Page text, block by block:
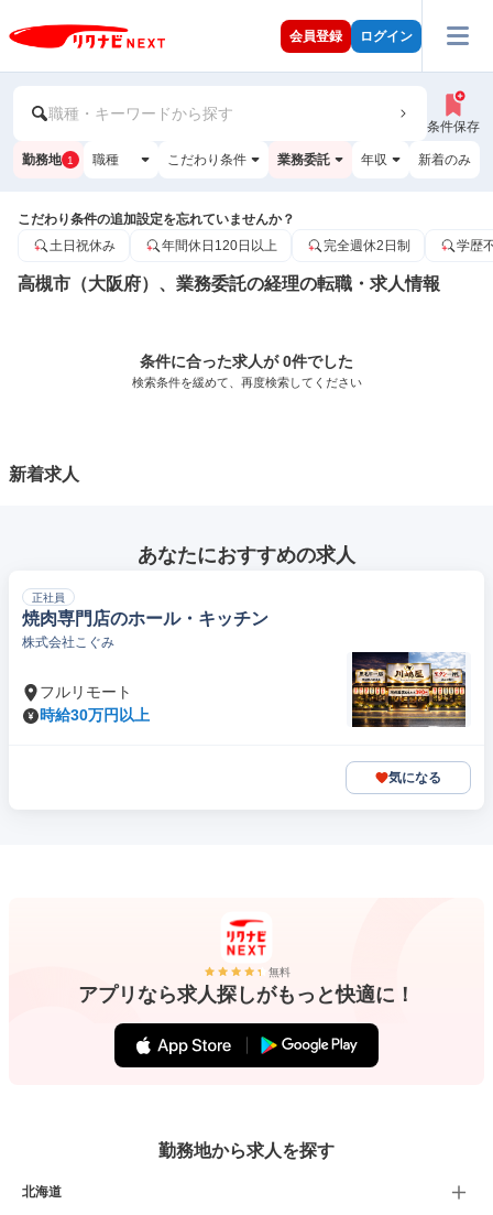
会員登録 ログイン
職種・キーワードから探す
条件保存
勤務地 1 職種 こだわり条件 業務委託 年収 新着のみ
こだわり条件の追加設定を忘れていませんか？
土日祝休み
年間休日120日以上 完全週休2日制 学歴
高槻市（大阪府）、業務委託の経理の転職・求人情報
条件に合った求人が 0件でした
検索条件を緩めて、再度検索してください
新着求人
あなたにおすすめの求人
正社員
焼肉専門店のホール・キッチン
株式会社こぐみ
フルリモート
時給30万円以上
気になる
無料
アプリなら求人探しがもっと快適に！
勤務地から求人を探す
北海道